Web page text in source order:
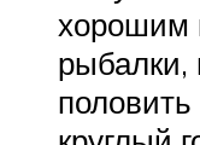
хорошим